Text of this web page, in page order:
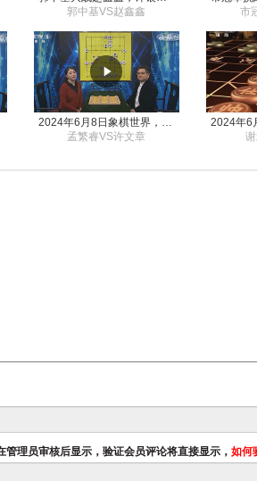
郭中基VS赵鑫鑫
市
2024年6月8日象棋世界，刘君、蒋川讲解了第九届杨官璘杯全国象棋公开赛孟繁睿与许文章的对局
孟繁睿VS许文章
理员审核后显示，验证会员评论将直接显示， 如何